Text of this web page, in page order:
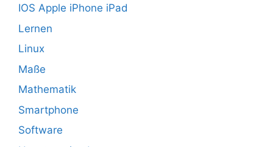
IOS Apple iPhone iPad
Lernen
Linux
Maße
Mathematik
Smartphone
Software